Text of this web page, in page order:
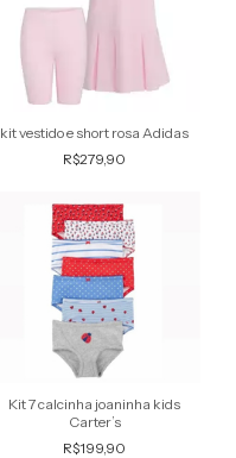
kit vestido e short rosa Adidas
R$279,90
Kit 7 calcinha joaninha kids
Carter’s
R$199,90